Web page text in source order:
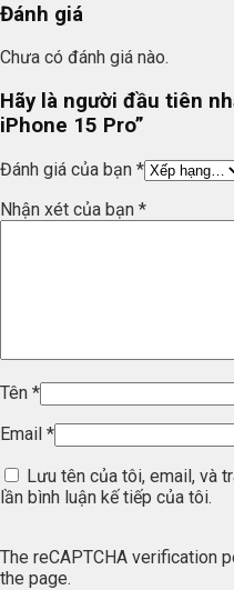
Đánh giá
Chưa có đánh giá nào.
Hãy là người đầu tiên
iPhone 15 Pro”
Đánh giá của bạn *
Nhận xét của bạn *
Tên *
Email *
Lưu tên của tôi, email, và
lần bình luận kế tiếp của tôi.
The reCAPTCHA verification
the page.